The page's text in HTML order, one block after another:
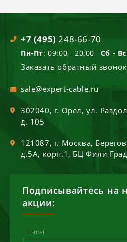
+7 (495) 248-66-70
Пн-Пт: 09:00 - 20:00, Сб - Вс
Заказать обратный звонок
sale@expert-cable.ru
302040, г. Орел,ул.
д. 105
121087, г. Москва,
д.5А, корп.1, БЦ Фили
Подписывайтесь на
акции: